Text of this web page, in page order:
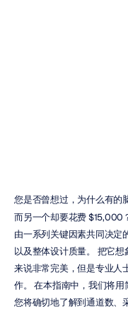
您是否曾想过，为什么有的
而另一个却要花费 $15,000
由一系列关键因素共同决定
以及整体设计质量。 把它
来说非常完美，但是专业人
作。 在本指南中，我们将用
您将确切地了解到通道数、